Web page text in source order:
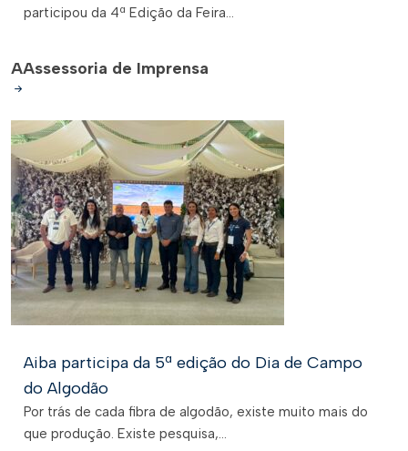
participou da 4ª Edição da Feira...
AAssessoria de Imprensa
Aiba participa da 5ª edição do Dia de Campo
do Algodão
Por trás de cada fibra de algodão, existe muito mais do
que produção. Existe pesquisa,...